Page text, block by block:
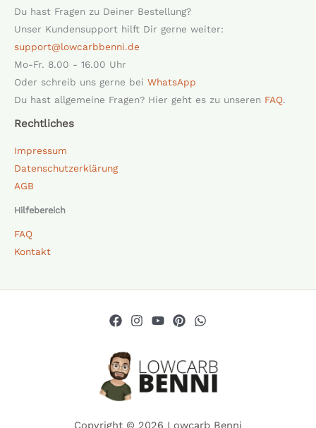
Du hast Fragen zu Deiner Bestellung?
Unser Kundensupport hilft Dir gerne weiter:
support@lowcarbbenni.de
Mo-Fr. 8.00 - 16.00 Uhr
Oder schreib uns gerne bei WhatsApp
Du hast allgemeine Fragen? Hier geht es zu unseren FAQ.
Rechtliches
Impressum
Datenschutzerklärung
AGB
Hilfebereich
FAQ
Kontakt
Copyright © 2026 Lowcarb Benni